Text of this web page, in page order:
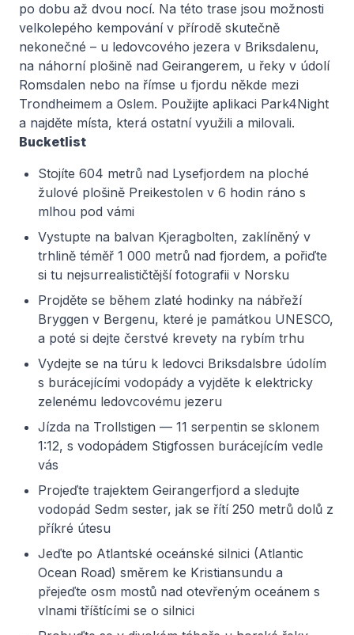
po dobu až dvou nocí. Na této trase jsou možnosti
velkolepého kempování v přírodě skutečně
nekonečné – u ledovcového jezera v Briksdalenu,
na náhorní plošině nad Geirangerem, u řeky v údolí
Romsdalen nebo na římse u fjordu někde mezi
Trondheimem a Oslem. Použijte aplikaci Park4Night
a najděte místa, která ostatní využili a milovali.
Bucketlist
Stojíte 604 metrů nad Lysefjordem na ploché
žulové plošině Preikestolen v 6 hodin ráno s
mlhou pod vámi
Vystupte na balvan Kjeragbolten, zaklíněný v
trhlině téměř 1 000 metrů nad fjordem, a pořiďte
si tu nejsurrealističtější fotografii v Norsku
Projděte se během zlaté hodinky na nábřeží
Bryggen v Bergenu, které je památkou UNESCO,
a poté si dejte čerstvé krevety na rybím trhu
Vydejte se na túru k ledovci Briksdalsbre údolím
s burácejícími vodopády a vyjděte k elektricky
zelenému ledovcovému jezeru
Jízda na Trollstigen — 11 serpentin se sklonem
1:12, s vodopádem Stigfossen burácejícím vedle
vás
Projeďte trajektem Geirangerfjord a sledujte
vodopád Sedm sester, jak se řítí 250 metrů dolů z
příkré útesu
Jeďte po Atlantské oceánské silnici (Atlantic
Ocean Road) směrem ke Kristiansundu a
přejeďte osm mostů nad otevřeným oceánem s
vlnami tříštícími se o silnici